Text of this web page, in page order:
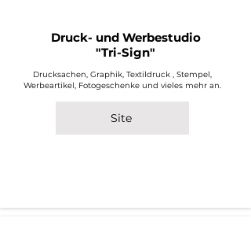
Druck- und Werbestudio
"Tri-Sign"
Drucksachen, Graphik, Textildruck , Stempel,
Werbeartikel, Fotogeschenke und vieles mehr an.
Site